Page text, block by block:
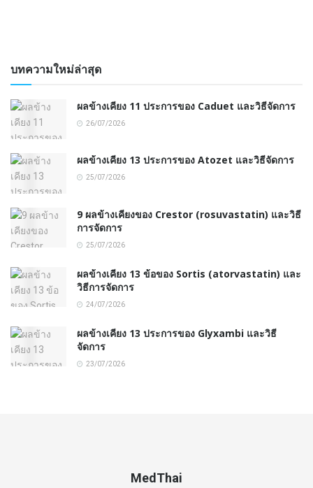
บทความใหม่ล่าสุด
ผลข้างเคียง 11 ประการของ Caduet และวิธีจัดการ
26/07/2026
ผลข้างเคียง 13 ประการของ Atozet และวิธีจัดการ
25/07/2026
9 ผลข้างเคียงของ Crestor (rosuvastatin) และวิธี
การจัดการ
25/07/2026
ผลข้างเคียง 13 ข้อของ Sortis (atorvastatin) และ
วิธีการจัดการ
24/07/2026
ผลข้างเคียง 13 ประการของ Glyxambi และวิธี
จัดการ
23/07/2026
MedThai